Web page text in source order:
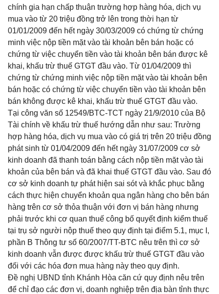
chính gia hạn chấp thuận trường hợp hàng hóa, dịch vụ
mua vào từ 20 triệu đồng trở lên trong thời hạn từ
01/01/2009 đến hết ngày 30/03/2009 có chứng từ chứng
minh việc nộp tiền mặt vào tài khoản bên bán hoặc có
chứng từ việc chuyển tiền vào tài khoản bên bán được kê
khai, khấu trừ thuế GTGT đầu vào. Từ 01/04/2009 thì
chứng từ chứng minh việc nộp tiền mặt vào tài khoản bên
bán hoặc có chứng từ việc chuyển tiền vào tài khoản bên
bán không được kê khai, khấu trừ thuế GTGT đầu vào.
Tại công văn số 12549/BTC-TCT ngày 21/9/2010 của Bộ
Tài chính về khấu trừ thuế hướng dẫn như sau: Trường
hợp hàng hóa, dịch vụ mua vào có giá trị trên 20 triệu đồng
phát sinh từ 01/04/2009 đến hết ngày 31/07/2009 cơ sở
kinh doanh đã thanh toán bằng cách nộp tiền mặt vào tài
khoản của bên bán và đã khai thuế GTGT đầu vào. Sau đó
cơ sở kinh doanh tự phát hiện sai sót và khắc phục bằng
cách thực hiện chuyển khoản qua ngân hàng cho bên bán
hàng trên cơ sở thỏa thuận với đơn vị bán hàng nhưng
phải trước khi cơ quan thuế công bố quyết định kiểm thuế
tại trụ sở người nộp thuế theo quy định tại điểm 5.1, mục I,
phần B Thông tư số 60/2007/TT-BTC nêu trên thì cơ sở
kinh doanh vẫn được được khấu trừ thuế GTGT đầu vào
đối với các hóa đơn mua hàng này theo quy định.
Đề nghị UBND tỉnh Khánh Hòa căn cứ quy định nêu trên
để chỉ đạo các đơn vị, doanh nghiệp trên địa bàn tỉnh thực